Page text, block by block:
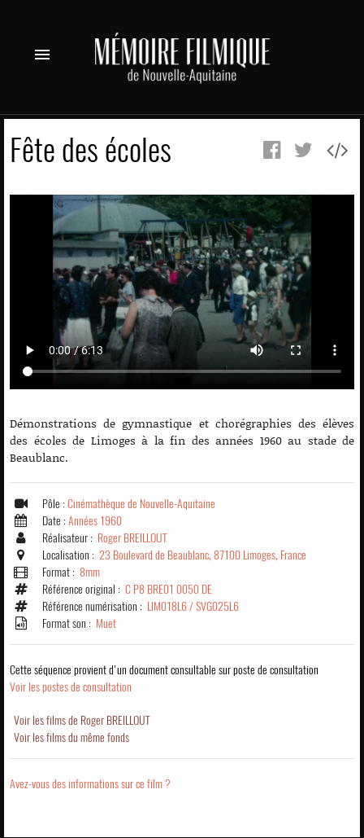
menu
Fête des écoles
Démonstrations de gymnastique et chorégraphies des élèves
des écoles de Limoges à la fin des années 1960 au stade de
Beaublanc.
Pôle : Cinémathèque de Nouvelle-Aquitaine
Date : Années 1960
Réalisateur : Roger BREILLOUT
Localisation : 23 Boulevard de Beaublanc, 87100 Limoges, France
Format : 8mm
Référence original : C P8 BRE01 0050 DE
Référence numérisation : LIM018L6 / SVG025L6
Format son : Muet
Cette séquence provient d'un document consultable sur poste de consultation
Voir les postes de consultation
Voir les films de Roger BREILLOUT
Voir les films du même fonds
Avez-vous des informations sur ce film ?